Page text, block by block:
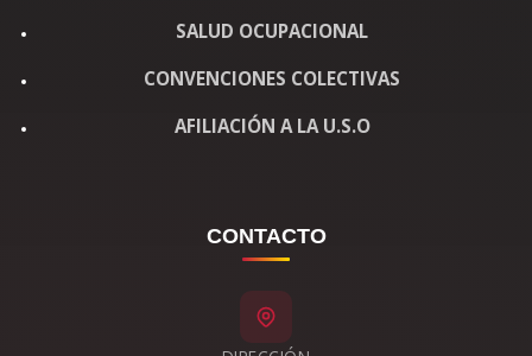
SALUD OCUPACIONAL
CONVENCIONES COLECTIVAS
AFILIACIÓN A LA U.S.O
CONTACTO